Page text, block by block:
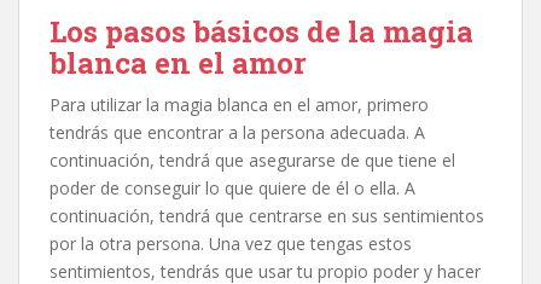
Los pasos básicos de la magia
blanca en el amor
Para utilizar la magia blanca en el amor, primero
tendrás que encontrar a la persona adecuada. A
continuación, tendrá que asegurarse de que tiene el
poder de conseguir lo que quiere de él o ella. A
continuación, tendrá que centrarse en sus sentimientos
por la otra persona. Una vez que tengas estos
sentimientos, tendrás que usar tu propio poder y hacer